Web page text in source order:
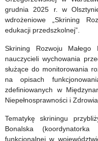
grudnia 2025 r. w
wdrożeniowe „Skrining
edukacji przedszkolnej”.
Skrining Rozwoju
nauczycieli wychowania
służące do monitorowania
na opisach
zdefiniowanych w
Niepełnosprawności i
Tematykę skriningu
Bonalska
funkcjonalnej w